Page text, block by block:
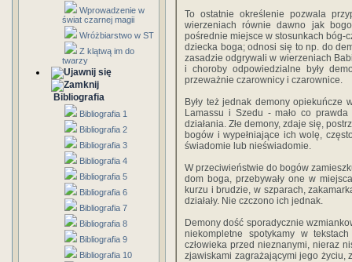
Wprowadzenie w
świat czarnej magii
Wróżbiarstwo w ST
Z klątwą im do
twarzy
Bibliografia
Bibliografia 1
Bibliografia 2
Bibliografia 3
Bibliografia 4
Bibliografia 5
Bibliografia 6
Bibliografia 7
Bibliografia 8
Bibliografia 9
Bibliografia 10
To ostatnie określenie pozwala
wierzeniach równie dawno jak
pośrednie miejsce w stosunkach bóg-
dziecka boga; odnosi się to np. do
zasadzie odgrywali w wierzeniach
i choroby odpowiedzialne były
przeważnie czarownicy i czarownice.
Były też jednak demony opiekuńcze
Lamassu i Szedu - mało co
działania. Złe de­mony, zdaje się,
bogów i wypełniające ich wolę,
świadomie lub nieświadomie.
W przeciwieństwie do bogów
dom boga, przebywały one w
kurzu i brudzie, w szparach,
działały. Nie czczono ich jednak.
Demony dość sporadycznie
niekompletne spotykamy w
człowieka przed nieznanymi, nieraz
zjawiskami zagrażającymi jego życiu,